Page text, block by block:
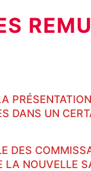
DANS UN
DES
LA NOUVELLE